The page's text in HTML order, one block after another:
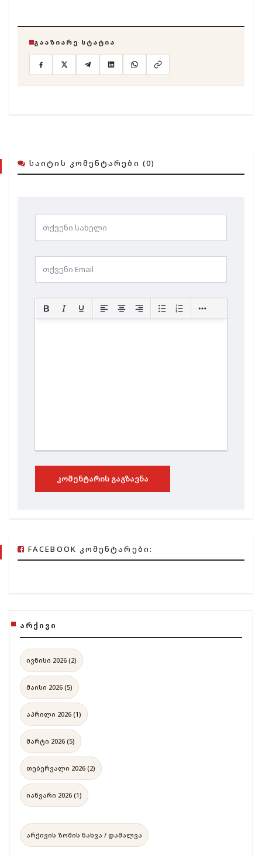
ᲒᲐᲐᲖᲘᲐᲠᲔ ᲡᲢᲐᲢᲘᲐ
ᲡᲐᲘᲢᲘᲡ ᲙᲝᲛᲔᲜᲢᲐᲠᲔᲑᲘ (0)
ᲙᲝᲛᲔᲜᲢᲐᲠᲘᲡ ᲒᲐᲒᲖᲐᲕᲜᲐ
FACEBOOK ᲙᲝᲛᲔᲜᲢᲐᲠᲔᲑᲘ:
ᲐᲠᲥᲘᲕᲘ
ივნისი 2026 (2)
მაისი 2026 (5)
აპრილი 2026 (1)
მარტი 2026 (5)
თებერვალი 2026 (2)
იანვარი 2026 (1)
არქივის ზომის ნახვა / დამალვა